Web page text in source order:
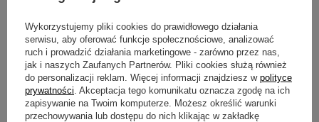
80,29 zł 76,99 zł
Kategorie powiązane
Wykorzystujemy pliki cookies do prawidłowego działania
serwisu, aby oferować funkcje społecznościowe, analizować
ruch i prowadzić działania marketingowe - zarówno przez nas,
jak i naszych Zaufanych Partnerów. Pliki cookies służą również
do personalizacji reklam. Więcej informacji znajdziesz w polityce
prywatności . Akceptacja tego komunikatu oznacza zgodę na ich
zapisywanie na Twoim komputerze. Możesz określić warunki
przechowywania lub dostępu do nich klikając w zakładkę